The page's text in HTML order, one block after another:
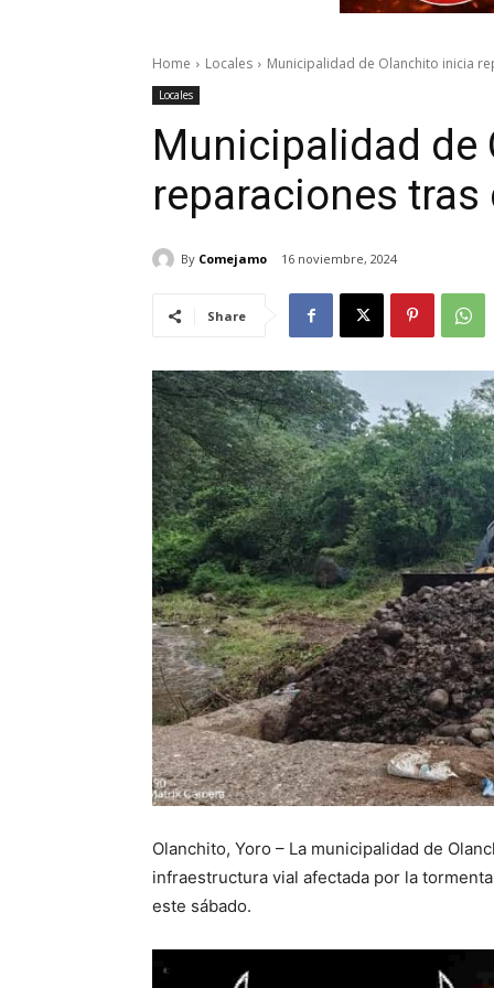
Home Locales Municipalidad de Olanchito inicia
Locales
Municipalidad de
reparaciones tras
By Comejamo 16 noviembre, 2024
Share
Olanchito, Yoro – La municipalidad de
infraestructura vial afectada por la
este sábado.